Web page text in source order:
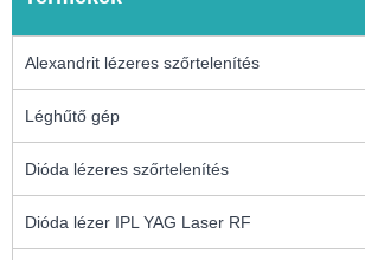
Alexandrit lézeres szőrtelenítés
Léghűtő gép
Dióda lézeres szőrtelenítés
Dióda lézer IPL YAG Laser RF